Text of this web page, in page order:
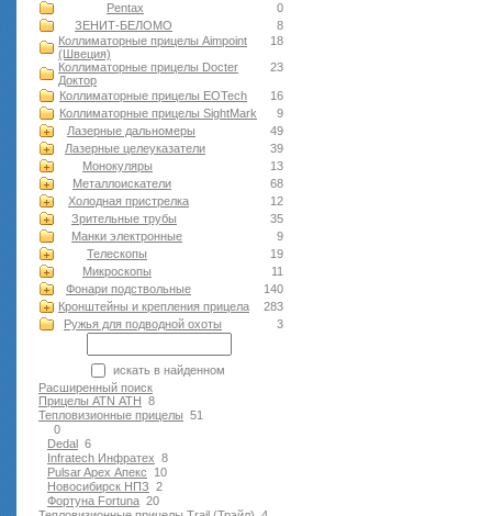
0
Pentax
8
ЗЕНИТ-БЕЛОМО
18
Коллиматорные прицелы Aimpoint
(Швеция)
23
Коллиматорные прицелы Docter
Доктор
16
Коллиматорные прицелы EOTech
9
Коллиматорные прицелы SightMark
49
Лазерные дальномеры
39
Лазерные целеуказатели
13
Монокуляры
68
Металлоискатели
12
Холодная пристрелка
35
Зрительные трубы
9
Манки электронные
19
Телескопы
11
Микроскопы
140
Фонари подствольные
283
Кронштейны и крепления прицела
3
Ружья для подводной оxоты
искать в найденном
Расширенный поиск
8
Прицелы ATN АТН
51
Тепловизионные прицелы
0
6
Dedal
8
Infratech Инфратех
10
Pulsar Apex Апекс
2
Новосибирск НПЗ
20
Фортуна Fortuna